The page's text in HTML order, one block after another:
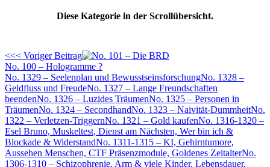
Diese Kategorie in der Scrollübersicht.
<<< Voriger Beitrag
No. 100 – Hologramme ?
No. 1329 – Seelenplan und BewusstseinsforschungNo. 1328 –
Geldfluss und FreudeNo. 1327 – Lange Freundschaften
beendenNo. 1326 – Luzides TräumenNo. 1325 – Personen in
TräumenNo. 1324 – SecondhandNo. 1323 – Naivität-DummheitNo.
1322 – Verletzen-TriggernNo. 1321 – Gold kaufenNo. 1316-1320 –
Esel Bruno, Muskeltest, Dienst am Nächsten, Wer bin ich &
Blockade & WiderstandNo. 1311-1315 – KI, Gehirntumore,
Aussehen Menschen, CTF Präsenzmodule, Goldenes ZeitalterNo.
1306-1310 – Schizophrenie, Arm & viele Kinder, Lebensdauer,